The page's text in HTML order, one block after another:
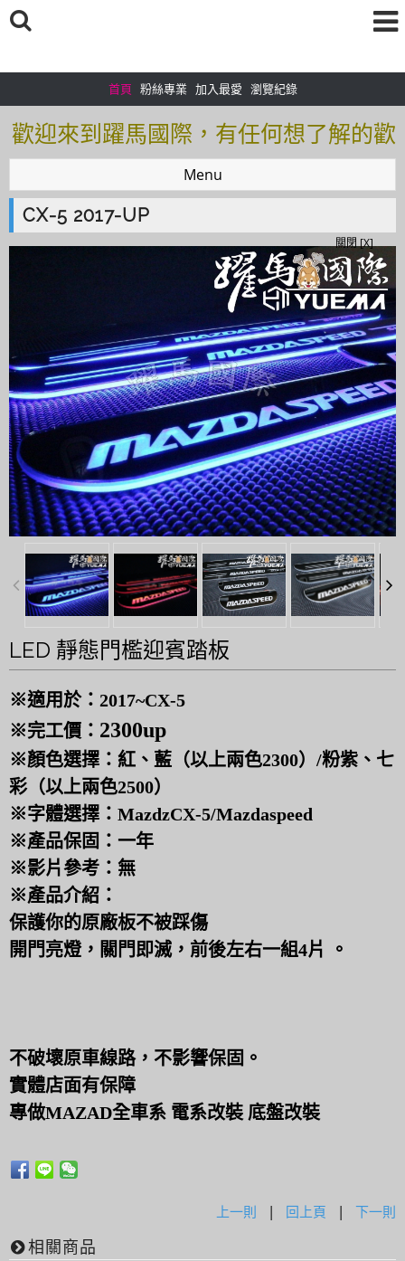
首頁 粉絲專業 加入最愛 瀏覽紀錄
歡迎來到躍馬國際，有任何想了解的歡
迎加入＠官方帳號：＠tof5459i 聯繫電
話0925166083
歡迎來到躍馬國際，有任何想了解的歡
迎加入＠官方帳號：＠tof5459i 聯繫電
話0925166083
Menu
CX-5 2017-UP
LED 靜態門檻迎賓踏板
※適用於：2017~CX-5
※完工價： 2300up
※顏色選擇：紅、藍（以上兩色2300）/粉紫、七
彩（以上兩色2500）
※字體選擇：MazdzCX-5/Mazdaspeed
※產品保固：一年
※影片參考：無
※產品介紹：
保護你的原廠板不被踩傷
開門亮燈，關門即滅，前後左右一組4片 。
不破壞原車線路，不影響保固。
實體店面有保障
專做MAZAD全車系 電系改裝 底盤改裝
上一則 | 回上頁 | 下一則
相關商品
關閉 [X]